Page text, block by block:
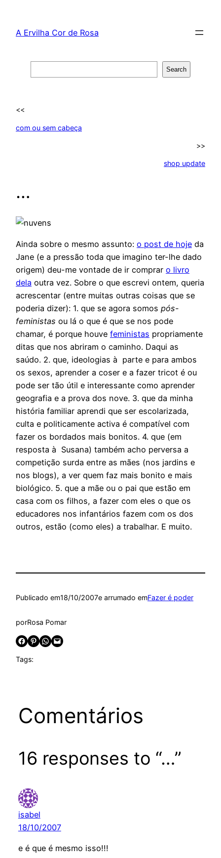
content
A Ervilha Cor de Rosa
Search
<<
com ou sem cabeça
>>
shop update
…
Ainda sobre o mesmo assunto: o post de hoje da
Jane (e a pressão toda que imagino ter-lhe dado
origem) deu-me vontade de ir comprar o livro
dela outra vez. Sobre o que escrevi ontem, queria
acrescentar (entre muitas outras coisas que se
poderia dizer): 1. que se agora somos pós-
feministas ou lá o que é que se nos pode
chamar, é porque houve feministas propriamente
ditas que nos abriram o caminho. Daqui as
saúdo. 2. que, ideologias à parte e para ambos
os sexos, aprender a coser e a fazer tricot é ou
pode ser tão útil e interessante como aprender
geografia e a prova dos nove. 3. que da minha
história familiar aprendi que ser escolarizada,
culta e politicamente activa é compatível com
fazer os bordados mais bonitos. 4. que (em
resposta à Susana) também acho perversa a
competição surda entre as mães (nos jardins e
nos blogs), a ver quem faz mais bonito e mais
biológico. 5. que a mãe ou o pai que estão em
casa com os filhos, a fazer com eles o que os
educadores nos infantários fazem com os dos
outros, estão (como eles) a trabalhar. E muito.
Publicado em18/10/2007e arrumado emFazer é poder
porRosa Pomar
Share on Facebook Share on Pinterest Share on WhatsApp Email this Page
Tags:
Comentários
16 responses to “…”
isabel
18/10/2007
e é que é mesmo isso!!!